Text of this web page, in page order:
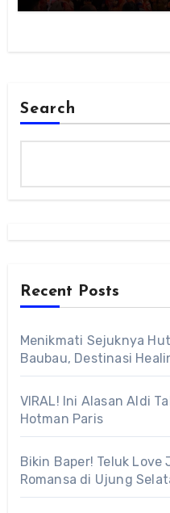
Search
Recent Posts
Menikmati Sejuknya
Baubau, Destinasi
VIRAL! Ini Alasan Aldi
Hotman Paris
Bikin Baper! Teluk Love
Romansa di Ujung